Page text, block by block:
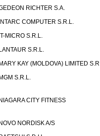
RICHTER S.A.
INTARC COMPUTER S.R.L.
IT-MICRO S.R.L.
LANTAUR S.R.L.
MARY KAY (MOLDOVA) LIMITED
MGM S.R.L.
NIAGARA CITY FITNESS
NOVO NORDISK A/S